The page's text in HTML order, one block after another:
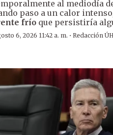
al mediodía
paso a un calor
frío que persistiría
6, 2026 11:42 a. m. ·Redacción ÚH